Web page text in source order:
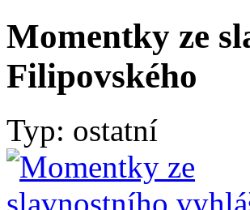
Momentky ze
Filipovského
Typ: ostatní